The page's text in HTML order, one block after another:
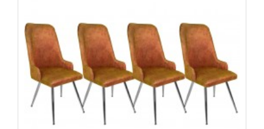
İHRAÇ FAZLASI
-20 %